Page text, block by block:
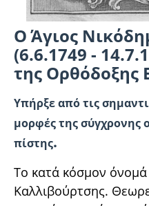
Ο Άγιος
(6.6.1749 -
της Ορθόδοξης
Υπήρξε από τις
μορφές της σύγχρονης
πίστης.
Το κατά κόσμον
Καλλιβούρτσης.